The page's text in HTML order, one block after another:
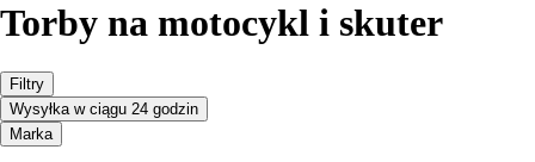
Torby na motocykl i skuter
Filtry
Wysyłka w ciągu 24 godzin
Marka